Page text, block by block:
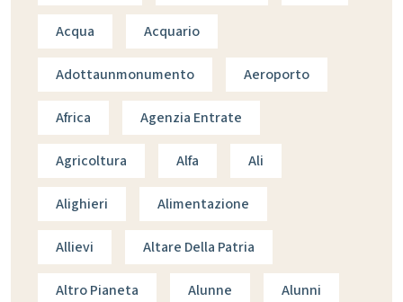
Acqua Acquario
Adottaunmonumento Aeroporto
Africa Agenzia Entrate
Agricoltura Alfa Ali
Alighieri Alimentazione
Allievi Altare Della Patria
Altro Pianeta Alunne Alunni